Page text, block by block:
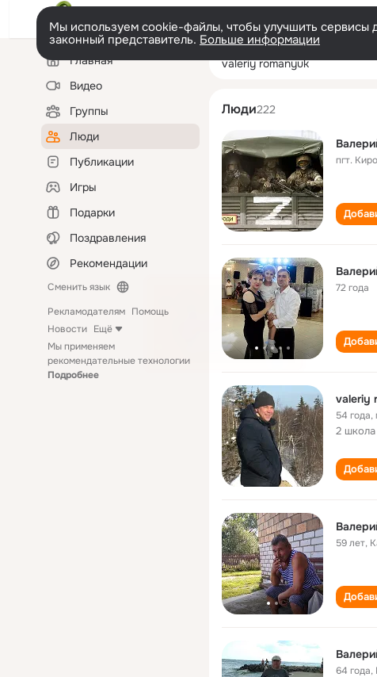
Мы используем cookie-файлы, чтобы улучшить сервисы
законный представитель. Больше информации
Левая
колонкаГлавная
Видео
Группы
Люди
Публикации
Игры
Подарки
Поздравления
Рекомендации
Сменить язык
Рекламодателям Помощь
Новости Ещё
Мы применяем
рекомендательные технологии
Подробнее
valeriy romanyuk
Люди222
пгт.
72 года
valeriy
54 года,
2 школа
59 лет,
64 года,